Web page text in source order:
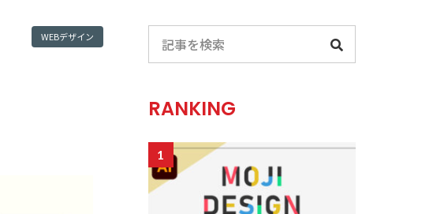
WEBデザイン
RANKING